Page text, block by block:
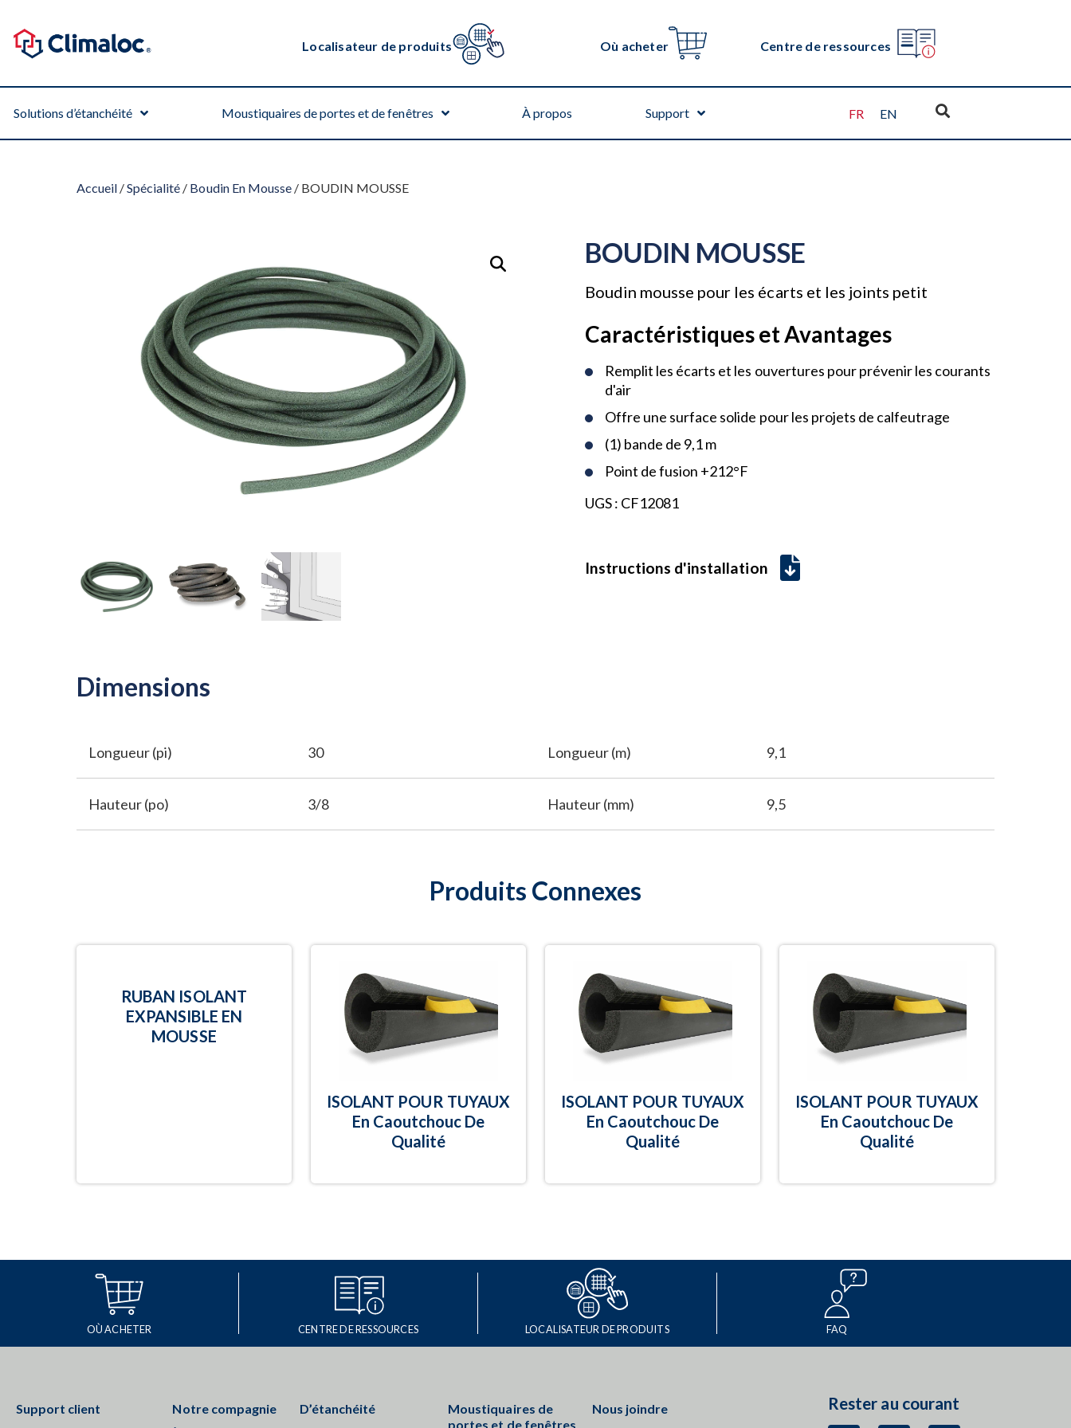
Localisateur de produits Où acheter Centre de ressources
Solutions d’étanchéité Moustiquaires de portes et de fenêtres À propos Support FR EN
Accueil /Spécialité / Boudin En Mousse/ BOUDIN MOUSSE
BOUDIN MOUSSE
Boudin mousse pour les écarts et les joints petit
Caractéristiques et Avantages
Remplit les écarts et les ouvertures pour prévenir les courants
d'air
Offre une surface solide pour les projets de calfeutrage
(1) bande de 9,1 m
Point de fusion +212°F
UGS : CF12081
Instructions d'installation
Dimensions
Longueur (pi) 30 Longueur (m) 9,1
Hauteur (po) 3/8 Hauteur (mm) 9,5
Produits Connexes
RUBAN ISOLANT
EXPANSIBLE EN
MOUSSE
ISOLANT POUR TUYAUX
En Caoutchouc De
Qualité
ISOLANT POUR TUYAUX
En Caoutchouc De
Qualité
ISOLANT POUR TUYAUX
En Caoutchouc De
Qualité
OÙ ACHETER CENTRE DE RESSOURCES LOCALISATEUR DE PRODUITS FAQ
Support client Notre compagnie D’étanchéité
Moustiquaires de
portes et de fenêtres
Nous joindre Rester au courant